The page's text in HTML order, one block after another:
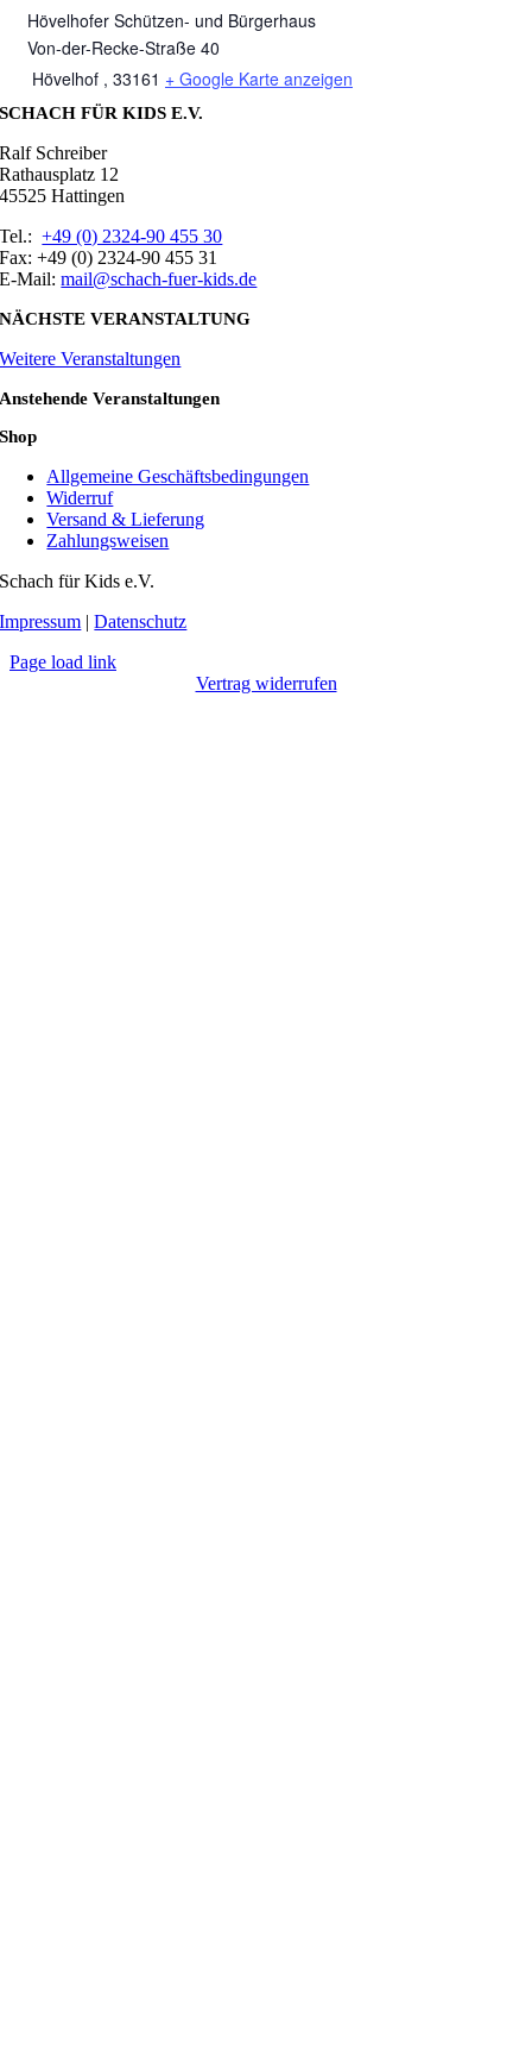
Hövelhofer Schützen- und Bürgerhaus
Von-der-Recke-Straße 40
Hövelhof , 33161 + Google Karte anzeigen
SCHACH FÜR KIDS E.V.
Ralf Schreiber
Rathausplatz 12
45525 Hattingen
Tel.:+49 (0) 2324-90 455 30
Fax: +49 (0) 2324-90 455 31
E-Mail:mail@schach-fuer-kids.de
NÄCHSTE VERANSTALTUNG
Weitere Veranstaltungen
Anstehende Veranstaltungen
Shop
Allgemeine Geschäftsbedingungen
Widerruf
Versand & Lieferung
Zahlungsweisen
Schach für Kids e.V.
Impressum |Datenschutz
Page load link
Vertrag widerrufen